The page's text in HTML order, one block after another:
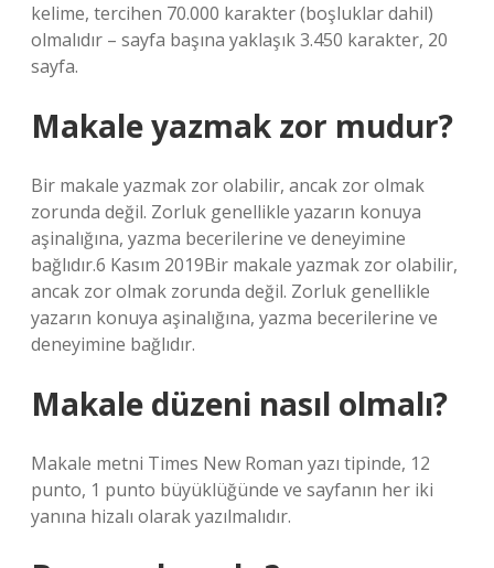
kelime, tercihen 70.000 karakter (boşluklar dahil)
olmalıdır – sayfa başına yaklaşık 3.450 karakter, 20
sayfa.
Makale yazmak zor mudur?
Bir makale yazmak zor olabilir, ancak zor olmak
zorunda değil. Zorluk genellikle yazarın konuya
aşinalığına, yazma becerilerine ve deneyimine
bağlıdır.6 Kasım 2019Bir makale yazmak zor olabilir,
ancak zor olmak zorunda değil. Zorluk genellikle
yazarın konuya aşinalığına, yazma becerilerine ve
deneyimine bağlıdır.
Makale düzeni nasıl olmalı?
Makale metni Times New Roman yazı tipinde, 12
punto, 1 punto büyüklüğünde ve sayfanın her iki
yanına hizalı olarak yazılmalıdır.